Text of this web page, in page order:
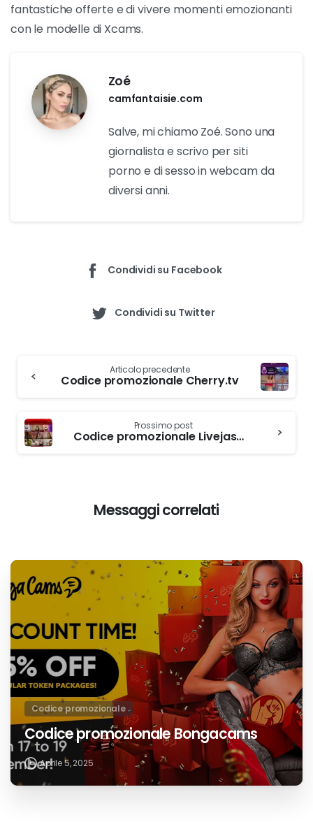
fantastiche offerte e di vivere momenti emozionanti
con le modelle di Xcams.
Zoé
camfantaisie.com
Salve, mi chiamo Zoé. Sono una
giornalista e scrivo per siti
porno e di sesso in webcam da
diversi anni.
Condividi su Facebook
Condividi su Twitter
leggere
Articolo precedente
Codice promozionale Cherry.tv
Prossimo post
Codice promozionale Livejasmin
Messaggi correlati
Codice promozionale
Codice promozionale Bongacams
Aprile 5, 2025